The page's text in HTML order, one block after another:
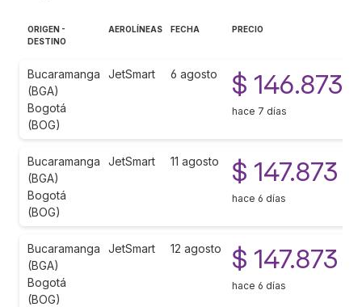
ORIGEN -
DESTINO
AEROLÍNEAS FECHA PRECIO
Bucaramanga
(BGA)
Bogotá
(BOG)
JetSmart 6 agosto $ 146.873
hace 7 días
Bucaramanga
(BGA)
Bogotá
(BOG)
JetSmart 11 agosto $ 147.873
hace 6 días
Bucaramanga
(BGA)
Bogotá
(BOG)
JetSmart 12 agosto $ 147.873
hace 6 días